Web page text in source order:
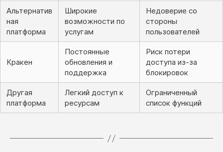
Альтернатив
ная
платформа
Широкие
возможности по
услугам
Недоверие со
стороны
пользователей
Кракен
Постоянные
обновления и
поддержка
Риск потери
доступа из-за
блокировок
Другая
платформа
Легкий доступ к
ресурсам
Ограниченный
список функций